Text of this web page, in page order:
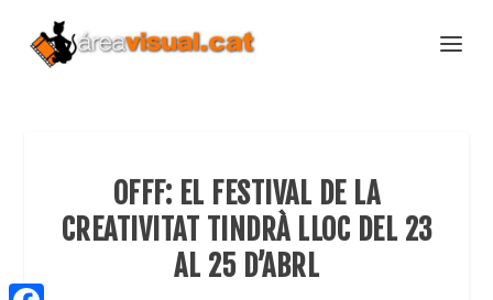
OFFF: EL FESTIVAL DE LA
CREATIVITAT TINDRÀ LLOC DEL 23
AL 25 D’ABRL